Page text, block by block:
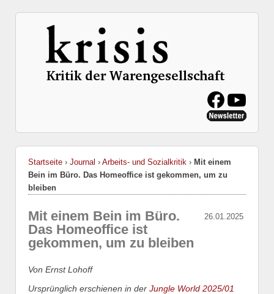
Startseite › Journal › Arbeits- und Sozialkritik › Mit einem
Bein im Büro. Das Homeoffice ist gekommen, um zu
bleiben
26.01.2025
Mit einem Bein im Büro.
Das Homeoffice ist
gekommen, um zu bleiben
Von Ernst Lohoff
Ursprünglich erschienen in der Jungle World 2025/01